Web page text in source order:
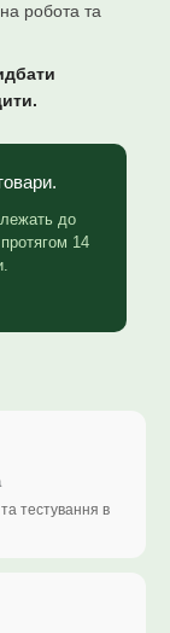
робота та
до
14
тестування в